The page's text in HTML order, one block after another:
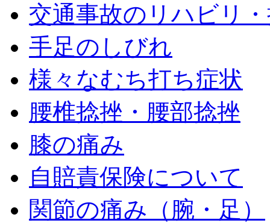
交通事故のリハビリ
手足のしびれ
様々なむち打ち症状
腰椎捻挫・腰部捻挫
膝の痛み
自賠責保険について
関節の痛み（腕・足）